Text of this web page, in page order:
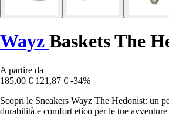
Wayz Baskets The
A partire da
185,00 € 121,87 € -34%
Scopri le Sneakers Wayz The Hedonist: un
durabilità e comfort etico per le tue